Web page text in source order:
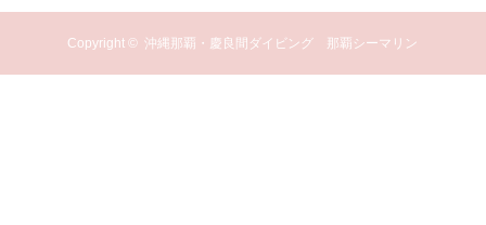
Copyright ©沖縄那覇・慶良間ダイビング 那覇シーマリン